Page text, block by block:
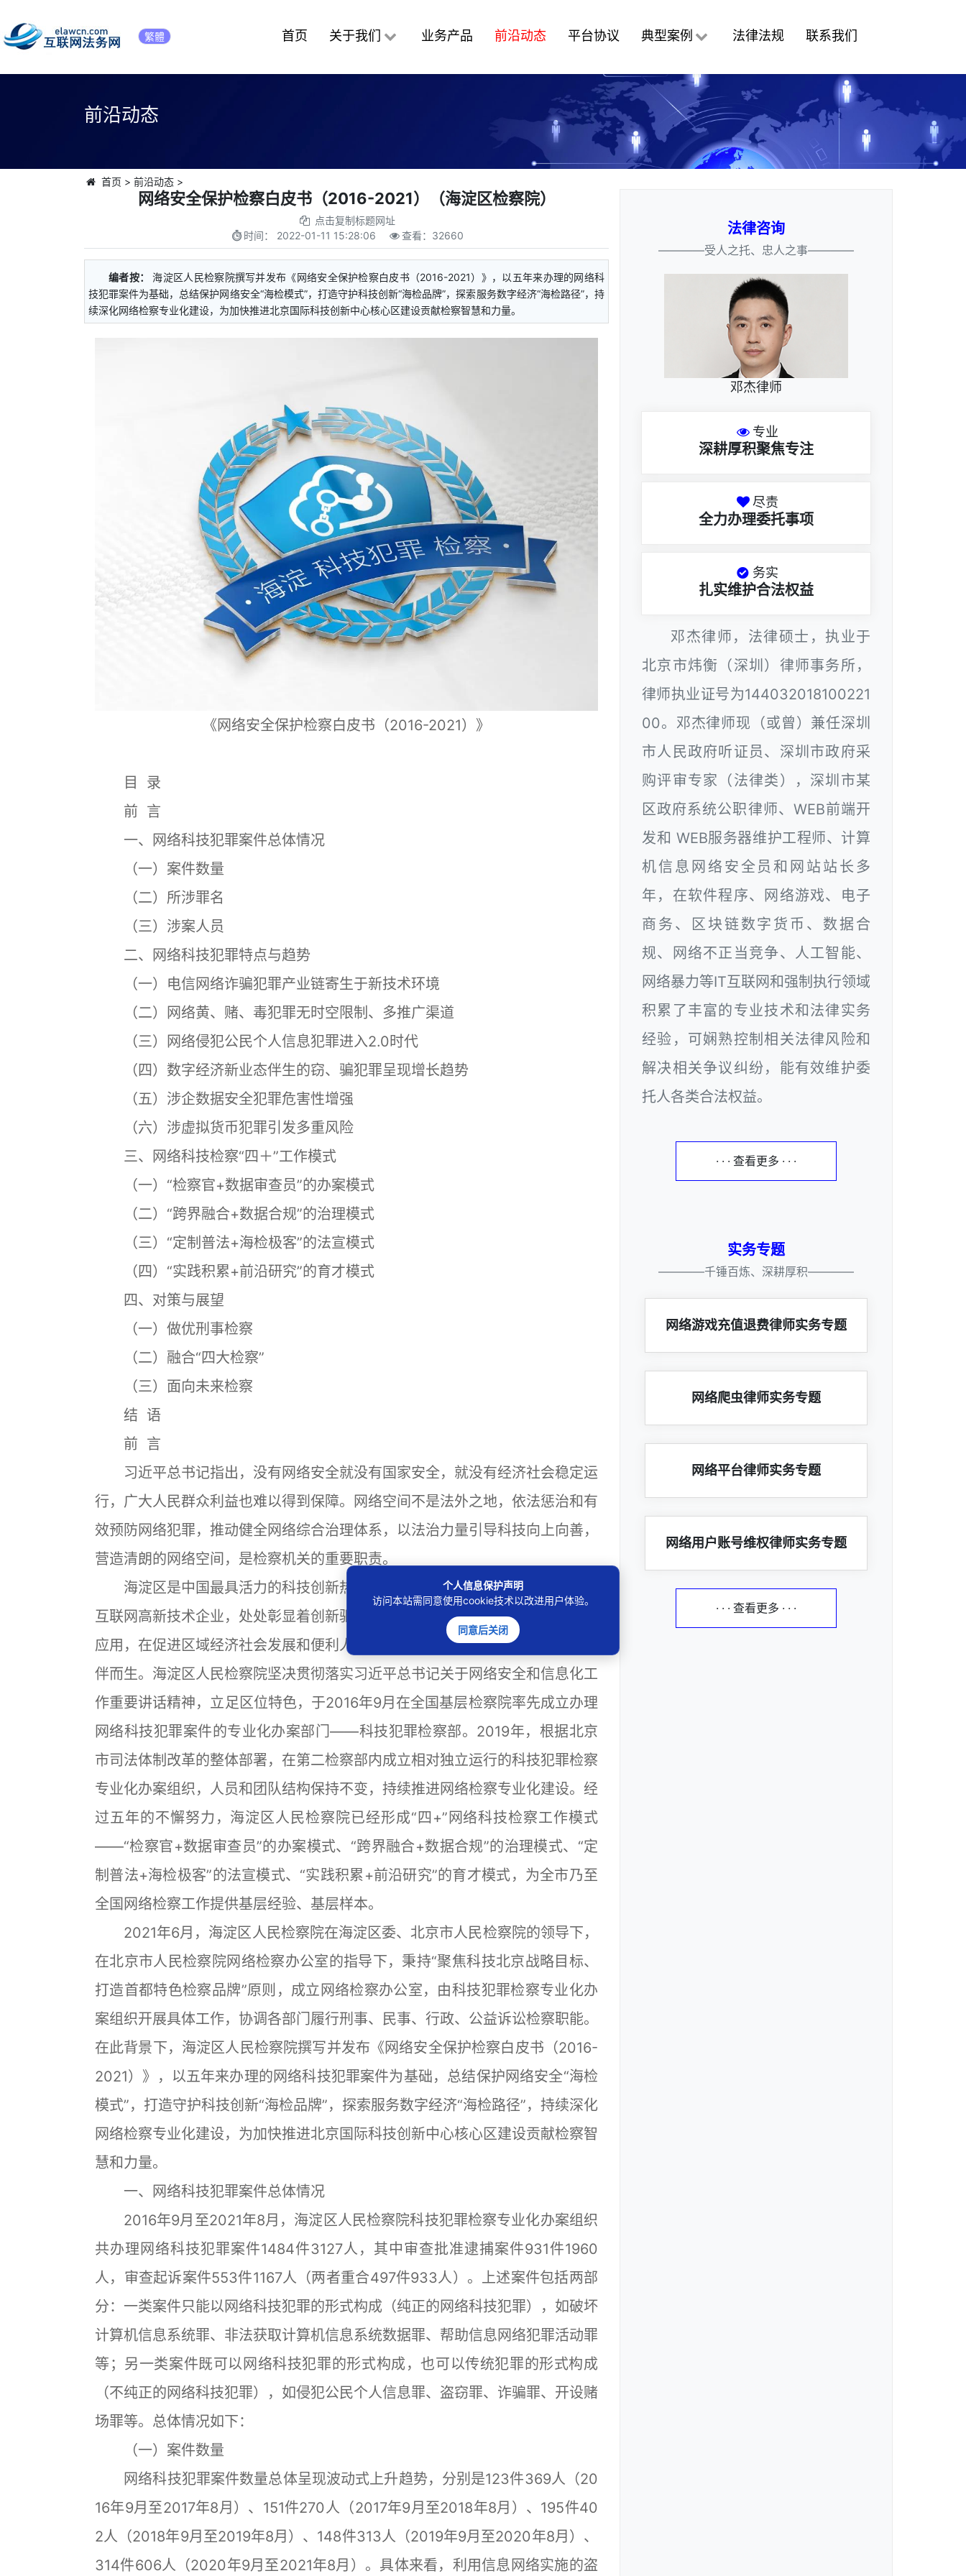
繁體 首页 关于我们 业务产品 前沿动态 平台协议 典型案例 法律法规 联系我们
前沿动态
首页 > 前沿动态>
网络安全保护检察白皮书（2016-2021）（海淀区检察院）
点击复制标题网址
时间： 2022-01-11 15:28:06 查看： 32660
编者按：
海淀区人民检察院撰写并发布《网络安全保护检察白皮书（2016-2021）》，以五年来办理的网络科
技犯罪案件为基础，总结保护网络安全“海检模式”，打造守护科技创新“海检品牌”，探索服务数字经济“海检路径”，持
续深化网络检察专业化建设，为加快推进北京国际科技创新中心核心区建设贡献检察智慧和力量。
《网络安全保护检察白皮书（2016-2021）》
目 录
前 言
一、网络科技犯罪案件总体情况
（一）案件数量
（二）所涉罪名
（三）涉案人员
二、网络科技犯罪特点与趋势
（一）电信网络诈骗犯罪产业链寄生于新技术环境
（二）网络黄、赌、毒犯罪无时空限制、多推广渠道
（三）网络侵犯公民个人信息犯罪进入2.0时代
（四）数字经济新业态伴生的窃、骗犯罪呈现增长趋势
（五）涉企数据安全犯罪危害性增强
（六）涉虚拟货币犯罪引发多重风险
三、网络科技检察“四＋”工作模式
（一）“检察官+数据审查员”的办案模式
（二）“跨界融合+数据合规”的治理模式
（三）“定制普法+海检极客”的法宣模式
（四）“实践积累+前沿研究”的育才模式
四、对策与展望
（一）做优刑事检察
（二）融合“四大检察”
（三）面向未来检察
结 语
前 言
习近平总书记指出，没有网络安全就没有国家安全，就没有经济社会稳定运
行，广大人民群众利益也难以得到保障。网络空间不是法外之地，依法惩治和有
效预防网络犯罪，推动健全网络综合治理体系，以法治力量引导科技向上向善，
营造清朗的网络空间，是检察机关的重要职责。
海淀区是中国最具活力的科技创新热土之一，聚集了大批高校、科研院所和
互联网高新技术企业，处处彰显着创新驱动发展的蓬勃生机。随着互联网的广泛
应用，在促进区域经济社会发展和便利人民群众生活的同时，网络科技犯罪也相
伴而生。海淀区人民检察院坚决贯彻落实习近平总书记关于网络安全和信息化工
作重要讲话精神，立足区位特色，于2016年9月在全国基层检察院率先成立办理
网络科技犯罪案件的专业化办案部门——科技犯罪检察部。2019年，根据北京
市司法体制改革的整体部署，在第二检察部内成立相对独立运行的科技犯罪检察
专业化办案组织，人员和团队结构保持不变，持续推进网络检察专业化建设。经
过五年的不懈努力，海淀区人民检察院已经形成“四+”网络科技检察工作模式
——“检察官+数据审查员”的办案模式、“跨界融合+数据合规”的治理模式、“定
制普法+海检极客”的法宣模式、“实践积累+前沿研究”的育才模式，为全市乃至
全国网络检察工作提供基层经验、基层样本。
2021年6月，海淀区人民检察院在海淀区委、北京市人民检察院的领导下，
在北京市人民检察院网络检察办公室的指导下，秉持“聚焦科技北京战略目标、
打造首都特色检察品牌”原则，成立网络检察办公室，由科技犯罪检察专业化办
案组织开展具体工作，协调各部门履行刑事、民事、行政、公益诉讼检察职能。
在此背景下，海淀区人民检察院撰写并发布《网络安全保护检察白皮书（2016-
2021）》，以五年来办理的网络科技犯罪案件为基础，总结保护网络安全“海检
模式”，打造守护科技创新“海检品牌”，探索服务数字经济“海检路径”，持续深化
网络检察专业化建设，为加快推进北京国际科技创新中心核心区建设贡献检察智
慧和力量。
一、网络科技犯罪案件总体情况
2016年9月至2021年8月，海淀区人民检察院科技犯罪检察专业化办案组织
共办理网络科技犯罪案件1484件3127人，其中审查批准逮捕案件931件1960
人，审查起诉案件553件1167人（两者重合497件933人）。上述案件包括两部
分：一类案件只能以网络科技犯罪的形式构成（纯正的网络科技犯罪），如破坏
计算机信息系统罪、非法获取计算机信息系统数据罪、帮助信息网络犯罪活动罪
等；另一类案件既可以网络科技犯罪的形式构成，也可以传统犯罪的形式构成
（不纯正的网络科技犯罪），如侵犯公民个人信息罪、盗窃罪、诈骗罪、开设赌
场罪等。总体情况如下：
（一）案件数量
网络科技犯罪案件数量总体呈现波动式上升趋势，分别是123件369人（20
16年9月至2017年8月）、151件270人（2017年9月至2018年8月）、195件40
2人（2018年9月至2019年8月）、148件313人（2019年9月至2020年8月）、
314件606人（2020年9月至2021年8月）。具体来看，利用信息网络实施的盗
法律咨询
————受人之托、忠人之事————
邓杰律师
专业
深耕厚积聚焦专注
尽责
全力办理委托事项
务实
扎实维护合法权益
邓杰律师，法律硕士，执业于
北京市炜衡（深圳）律师事务所，
律师执业证号为144032018100221
00。邓杰律师现（或曾）兼任深圳
市人民政府听证员、深圳市政府采
购评审专家（法律类），深圳市某
区政府系统公职律师、WEB前端开
发和 WEB服务器维护工程师、计算
机信息网络安全员和网站站长多
年，在软件程序、网络游戏、电子
商务、区块链数字货币、数据合
规、网络不正当竞争、人工智能、
网络暴力等IT互联网和强制执行领域
积累了丰富的专业技术和法律实务
经验，可娴熟控制相关法律风险和
解决相关争议纠纷，能有效维护委
托人各类合法权益。
· · · 查看更多 · · ·
实务专题
————千锤百炼、深耕厚积————
网络游戏充值退费律师实务专题
网络爬虫律师实务专题
网络平台律师实务专题
网络用户账号维权律师实务专题
· · · 查看更多 · · ·
个人信息保护声明
访问本站需同意使用cookie技术以改进用户体验。
同意后关闭